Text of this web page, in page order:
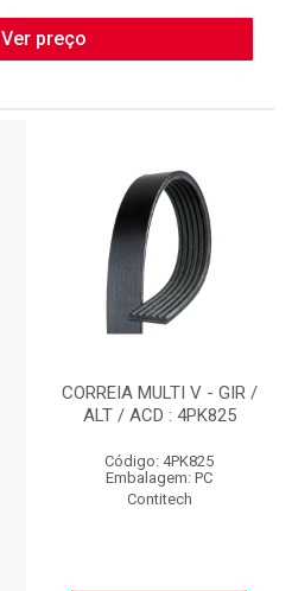
Ver preço
CORREIA MULTI V - GIR /
ALT / ACD : 4PK825
Código: 4PK825
Embalagem: PC
Contitech